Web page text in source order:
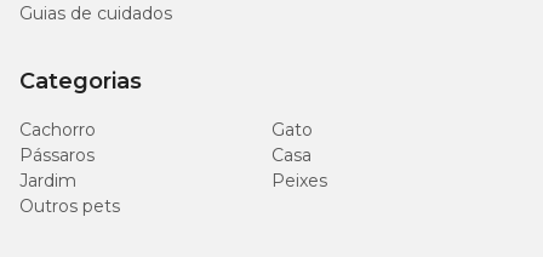
Guias de cuidados
Categorias
Cachorro
Gato
Pássaros
Casa
Jardim
Peixes
Outros pets